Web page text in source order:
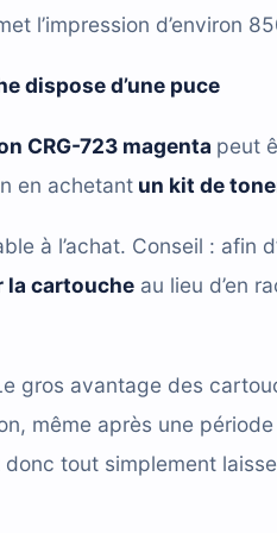
l’impression d’environ
dispose d’une puce
CRG-723 magenta peut
en achetant un kit de
à l’achat. Conseil : afin
la cartouche au lieu d’en
gros avantage des
même après une
tout simplement